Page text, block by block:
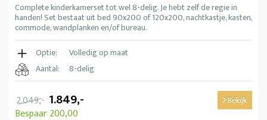
Complete kinderkamerset tot wel 8-delig. Je hebt zelf de regie in
handen! Set bestaat uit bed 90x200 of 120x200, nachtkastje, kasten,
commode, wandplanken en/of bureau.
Optie:
Volledig op maat
Aantal:
8-delig
2.049,- 1.849,-
Bespaar 200,00
Bekijk